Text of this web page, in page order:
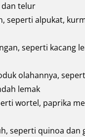
dan telur
seperti alpukat,
seperti kacang
olahannya,
lemak
wortel, paprika
seperti quinoa dan